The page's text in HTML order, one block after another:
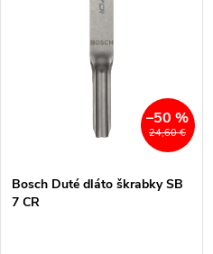
p
p
r
24,60 €
–50 %
Bosch Duté dláto škrabky SB
7 CR